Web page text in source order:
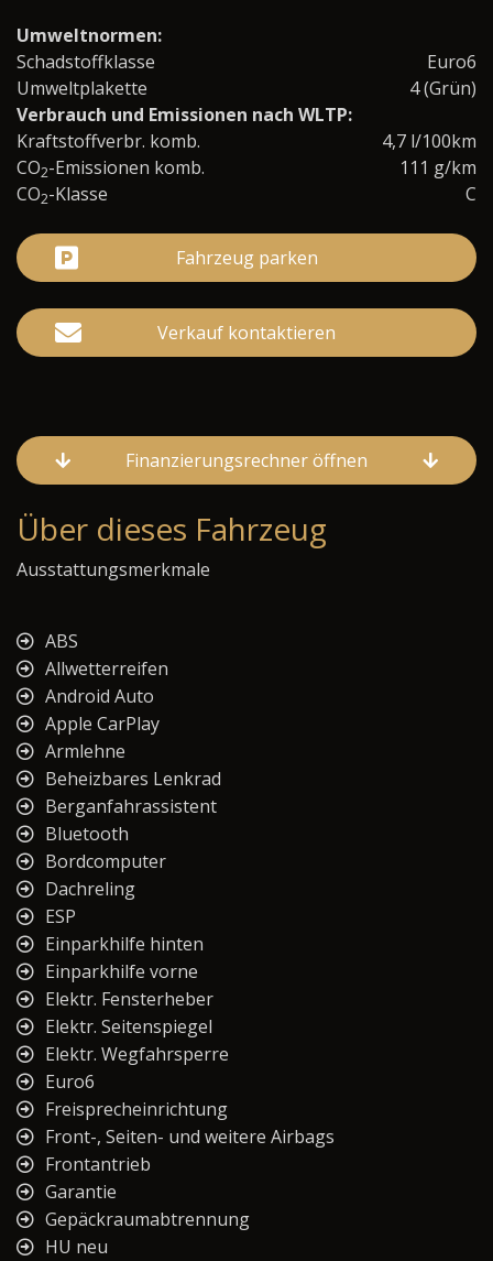
Umweltnormen:
Schadstoffklasse
Euro6
Umweltplakette
4 (Grün)
Verbrauch und Emissionen nach WLTP:
Kraftstoffverbr. komb.
4,7 l/100km
CO2-Emissionen komb.
111 g/km
CO2-Klasse C
Fahrzeug parken
Verkauf kontaktieren
Finanzierungsrechner öffnen
Über dieses Fahrzeug
Ausstattungsmerkmale
ABS
Allwetterreifen
Android Auto
Apple CarPlay
Armlehne
Beheizbares Lenkrad
Berganfahrassistent
Bluetooth
Bordcomputer
Dachreling
ESP
Einparkhilfe hinten
Einparkhilfe vorne
Elektr. Fensterheber
Elektr. Seitenspiegel
Elektr. Wegfahrsperre
Euro6
Freisprecheinrichtung
Front-, Seiten- und weitere Airbags
Frontantrieb
Garantie
Gepäckraumabtrennung
HU neu